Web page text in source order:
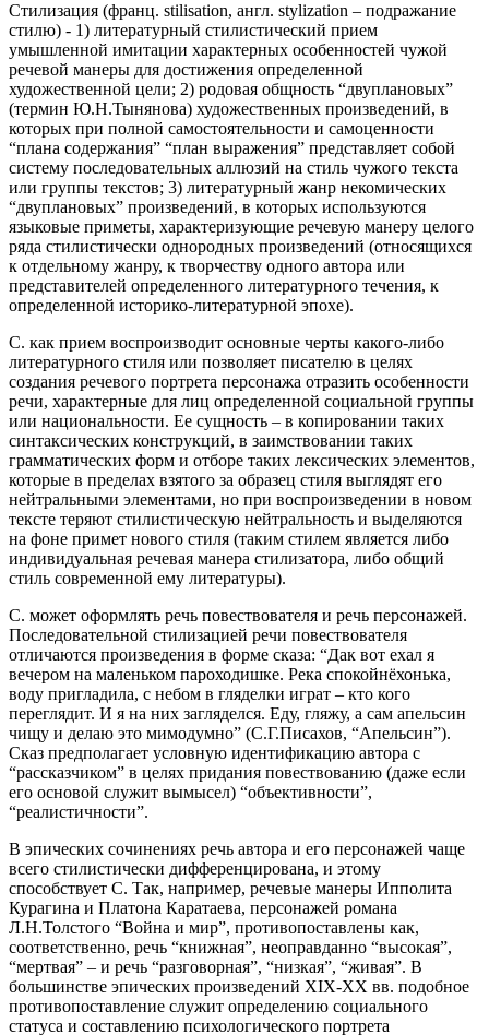
Стилизация (франц. stilisation, англ. stylization – подражание
стилю) - 1) литературный стилистический прием
умышленной имитации характерных особенностей чужой
речевой манеры для достижения определенной
художественной цели; 2) родовая общность “двуплановых”
(термин Ю.Н.Тынянова) художественных произведений, в
которых при полной самостоятельности и самоценности
“плана содержания” “план выражения” представляет собой
систему последовательных аллюзий на стиль чужого текста
или группы текстов; 3) литературный жанр некомических
“двуплановых” произведений, в которых используются
языковые приметы, характеризующие речевую манеру целого
ряда стилистически однородных произведений (относящихся
к отдельному жанру, к творчеству одного автора или
представителей определенного литературного течения, к
определенной историко-литературной эпохе).
С. как прием воспроизводит основные черты какого-либо
литературного стиля или позволяет писателю в целях
создания речевого портрета персонажа отразить особенности
речи, характерные для лиц определенной социальной группы
или национальности. Ее сущность – в копировании таких
синтаксических конструкций, в заимствовании таких
грамматических форм и отборе таких лексических элементов,
которые в пределах взятого за образец стиля выглядят его
нейтральными элементами, но при воспроизведении в новом
тексте теряют стилистическую нейтральность и выделяются
на фоне примет нового стиля (таким стилем является либо
индивидуальная речевая манера стилизатора, либо общий
стиль современной ему литературы).
С. может оформлять речь повествователя и речь персонажей.
Последовательной стилизацией речи повествователя
отличаются произведения в форме сказа: “Дак вот ехал я
вечером на маленьком пароходишке. Река спокойнёхонька,
воду пригладила, с небом в гляделки играт – кто кого
переглядит. И я на них загляделся. Еду, гляжу, а сам апельсин
чищу и делаю это мимодумно” (С.Г.Писахов, “Апельсин”).
Сказ предполагает условную идентификацию автора с
“рассказчиком” в целях придания повествованию (даже если
его основой служит вымысел) “объективности”,
“реалистичности”.
В эпических сочинениях речь автора и его персонажей чаще
всего стилистически дифференцирована, и этому
способствует С. Так, например, речевые манеры Ипполита
Курагина и Платона Каратаева, персонажей романа
Л.Н.Толстого “Война и мир”, противопоставлены как,
соответственно, речь “книжная”, неоправданно “высокая”,
“мертвая” – и речь “разговорная”, “низкая”, “живая”. В
большинстве эпических произведений XIX-XX вв. подобное
противопоставление служит определению социального
статуса и составлению психологического портрета